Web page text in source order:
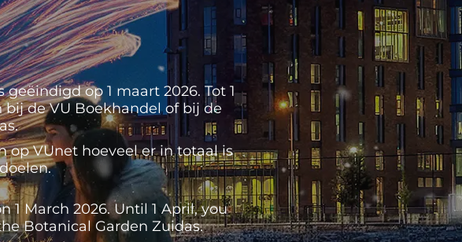
op 1 maart 2026. Tot 1
de VU Boekhandel of bij de
op VUnet hoeveel er in totaal is
March 2026. Until 1 April, you
Botanical Garden Zuidas.